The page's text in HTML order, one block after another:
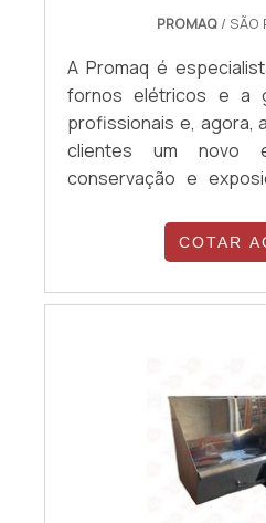
PROMAQ/ SÃO
A Promaq é
fornos elétricos e a
profissionais e, agora,
clientes um novo
conservação e
bares, lanchonetes
frio, ou balcão
conhecido, conta
geladas ou lanches
todos os
catálogo da
confeccionado em aço
não enferruja, com
COTAR